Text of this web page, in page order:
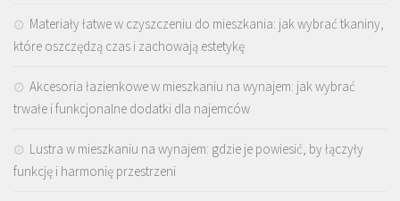
Materiały łatwe w czyszczeniu do mieszkania: jak wybrać tkaniny,
które oszczędzą czas i zachowają estetykę
Akcesoria łazienkowe w mieszkaniu na wynajem: jak wybrać
trwałe i funkcjonalne dodatki dla najemców
Lustra w mieszkaniu na wynajem: gdzie je powiesić, by łączyły
funkcję i harmonię przestrzeni